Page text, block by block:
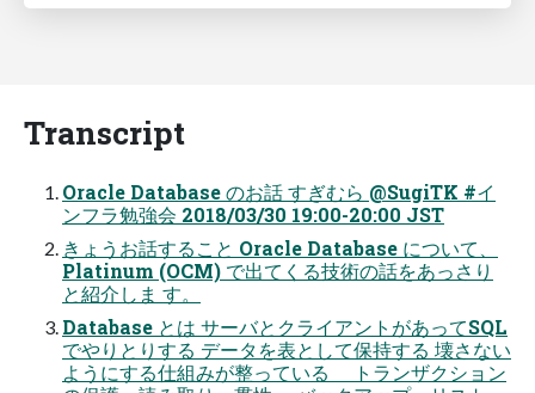
Transcript
Oracle Database のお話 すぎむら @SugiTK #イ
ンフラ勉強会 2018/03/30 19:00-20:00 JST
きょうお話すること Oracle Database について、
Platinum (OCM) で出てくる技術の話をあっさり
と紹介しま す。
Database とは サーバとクライアントがあってSQL
でやりとりする データを表として保持する 壊さない
ようにする仕組みが整っている トランザクション